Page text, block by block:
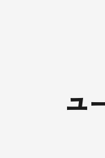
ユ